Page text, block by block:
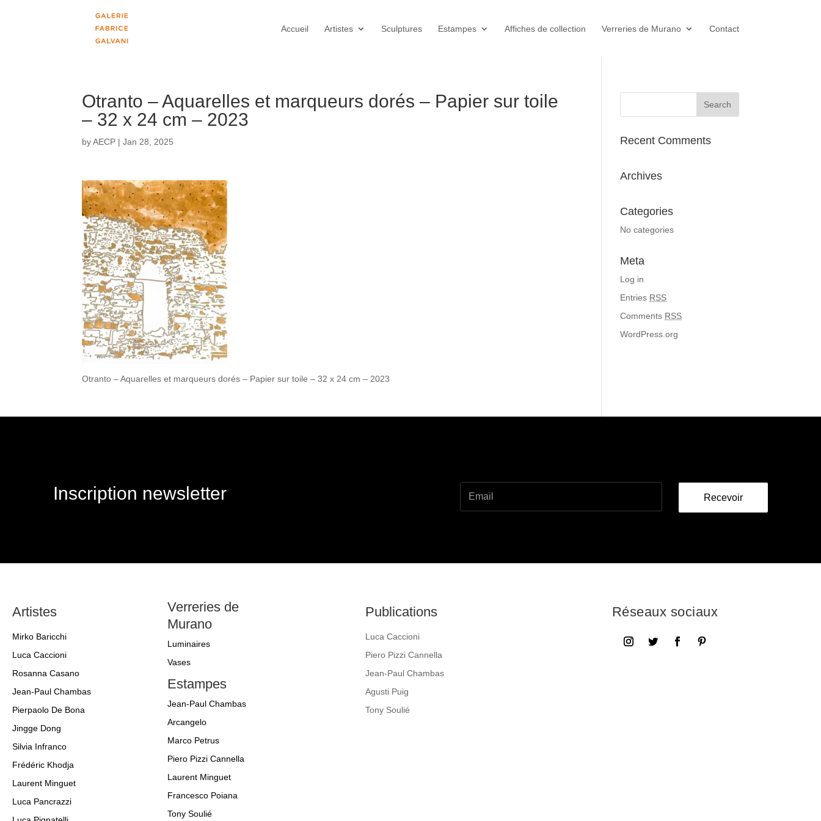
Accueil Artistes Sculptures Estampes Affiches de collection Verreries de Murano Contact
Otranto – Aquarelles et marqueurs dorés – Papier sur toile
– 32 x 24 cm – 2023
byAECP |Jan 28, 2025
Otranto – Aquarelles et marqueurs dorés – Papier sur toile – 32 x 24 cm – 2023
Recent Comments
Archives
Categories
No categories
Meta
Log in
Entries RSS
Comments RSS
WordPress.org
Inscription newsletter Recevoir
Artistes
Mirko Baricchi
Luca Caccioni
Rosanna Casano
Jean-Paul Chambas
Pierpaolo De Bona
Jingge Dong
Silvia Infranco
Frédéric Khodja
Laurent Minguet
Luca Pancrazzi
Verreries de
Murano
Luminaires
Vases
Estampes
Jean-Paul Chambas
Arcangelo
Marco Petrus
Piero Pizzi Cannella
Laurent Minguet
Francesco Poiana
Tony Soulié
Publications
Luca Caccioni
Piero Pizzi Cannella
Jean-Paul Chambas
Agusti Puig
Tony Soulié
Réseaux sociaux